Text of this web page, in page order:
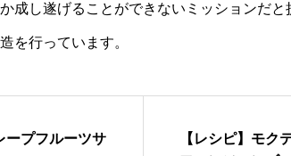
成し遂げることができないミッションだ
を行っています。
ープフルーツサ
【レシピ】モ